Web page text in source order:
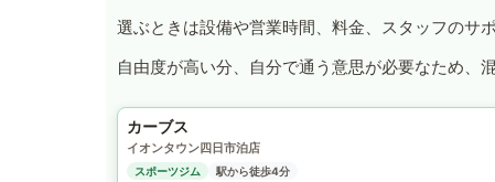
選ぶときは設備や営業時間、料金、スタッフのサ
自由度が高い分、自分で通う意思が必要なため、
カーブス
イオンタウン四日市泊店
スポーツジム
駅から徒歩4分